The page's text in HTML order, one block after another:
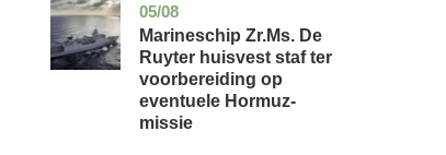
05/08
zuid-
holland
nieuws
Marineschip Zr.Ms. De
Ruyter huisvest staf ter
voorbereiding op
eventuele Hormuz-
missie